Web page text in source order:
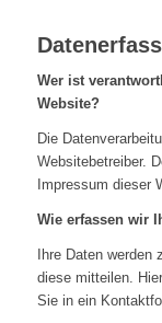
Wer ist
Website?
Die
Websitebetreiber.
Impressum dieser
Wie erfassen wir
Ihre Daten
diese mitteilen.
Sie in ein